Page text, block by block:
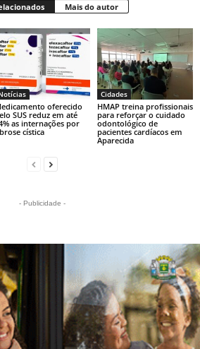
Mais do autor
oferecido
SUS reduz em até
as internações por
cística
Cidades
HMAP treina profissionais
para reforçar o cuidado
odontológico de
pacientes cardíacos em
Aparecida
- Publicidade -